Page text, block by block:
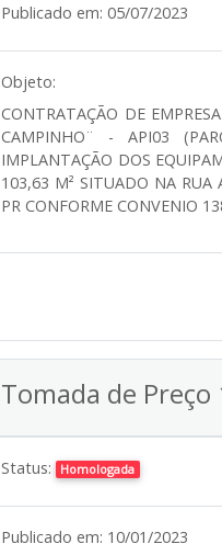
Publicado em: 05/07/2023
Objeto:
CONTRATAÇÃO DE
CAMPINHO¨ - API03
IMPLANTAÇÃO DOS
103,63 M² SITUADO NA RUA
PR CONFORME CONVENIO
Tomada de
Status: Homologada
Publicado em: 10/01/2023